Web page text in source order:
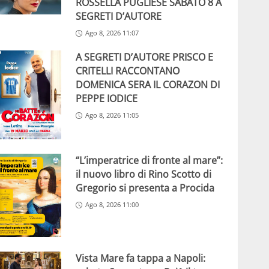
SEGRETI D’AUTORE
Ago 8, 2026 11:07
A SEGRETI D’AUTORE PRISCO E
CRITELLI RACCONTANO
DOMENICA SERA IL CORAZON DI
PEPPE IODICE
Ago 8, 2026 11:05
“L’imperatrice di fronte al mare”:
il nuovo libro di Rino Scotto di
Gregorio si presenta a Procida
Ago 8, 2026 11:00
Vista Mare fa tappa a Napoli: